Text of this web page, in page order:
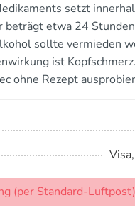
setzt
beträgt etwa 24
sollte vermieden
ist Kopfschmerz.
ohne Rezept
(per Standard-